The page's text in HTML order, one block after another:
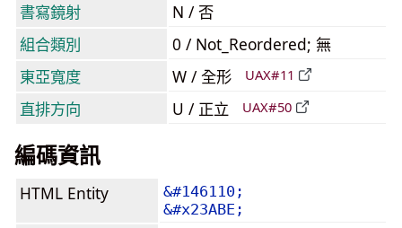
書寫鏡射
N / 否
組合類別
0 / Not_Reordered; 無
東亞寬度
W / 全形 UAX#11
直排方向 U / 正立 UAX#50
編碼資訊
HTML Entity
&#146110;
&#x23ABE;